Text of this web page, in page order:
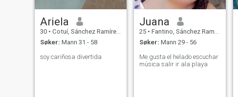
Ariela
30 • Cotuí, Sánchez Ramírez, Den Dominikanske Rep.
Søker: Mann 31 - 58
soy cariñosa divertida
Juana
25 • Fantino, Sánchez Ramírez, Den Dominikanske Rep.
Søker: Mann 29 - 56
Me gusta el helado escuchar
música salir ir ala playa